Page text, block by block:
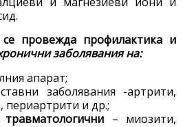
провежда профилактика и
заболявания на:
апарат;
заболявания -артрити,
периартрити и др.;
– миозити,